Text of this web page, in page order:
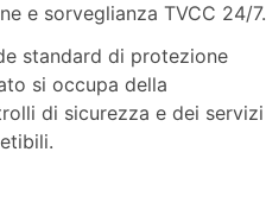
e sorveglianza TVCC 24/7.
standard di protezione
si occupa della
di sicurezza e dei servizi